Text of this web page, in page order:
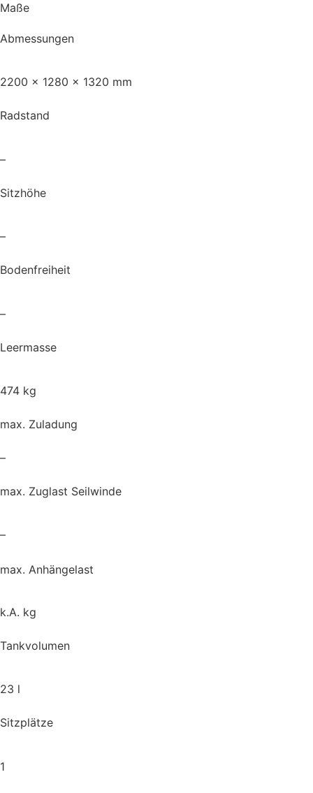
Maße
Abmessungen
2200 x 1280 x 1320 mm
Radstand
–
Sitzhöhe
–
Bodenfreiheit
–
Leermasse
474 kg
max. Zuladung
–
max. Zuglast Seilwinde
–
max. Anhängelast
k.A. kg
Tankvolumen
23 l
Sitzplätze
1